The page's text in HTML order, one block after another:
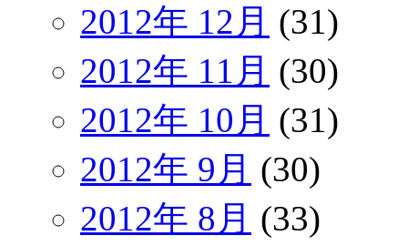
2012年 12月 (31)
2012年 11月 (30)
2012年 10月 (31)
2012年 9月 (30)
2012年 8月 (33)